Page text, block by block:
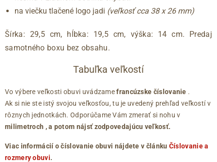
na viečku tlačené logo jadi (veľkosť cca 38 x 26 mm)
Šírka: 29,5 cm, hĺbka: 19,5 cm, výška: 14 cm. Predaj
samotného boxu bez obsahu.
Tabuľka veľkostí
Vo výbere veľkosti obuvi uvádzamefrancúzske číslovanie .
Ak si nie ste istý svojou veľkosťou, tu je uvedený prehľad veľkostí v
rôznych jednotkách. Odporúčame Vám zmerať si nohu v
milimetroch , a potom nájsť zodpovedajúcu veľkosť.
Viac informácií o číslovanie obuvi nájdete v článku Číslovanie a
rozmery obuvi.